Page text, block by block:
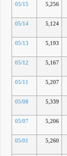
05/15 5,256
05/14 5,124
05/13 5,193
05/12
5,167
05/11 5,207
05/08 5,339
05/07 5,206
05/01 5,260